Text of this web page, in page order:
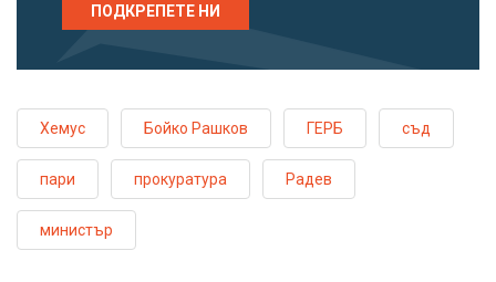
ПОДКРЕПЕТЕ НИ
Хемус Бойко Рашков ГЕРБ съд
пари прокуратура Радев
министър